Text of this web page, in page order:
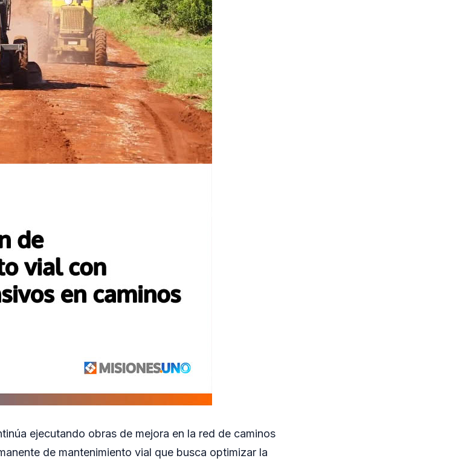
ejecutando obras de mejora en la red de caminos
de mantenimiento vial que busca optimizar la